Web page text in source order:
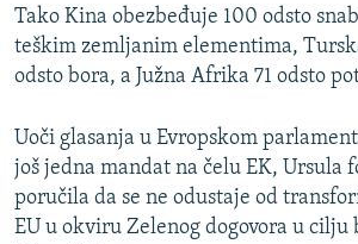
Tako Kina obezbeđuje 100 odsto
teškim zemljanim elementima,
odsto bora, a Južna Afrika 71 odsto
Uoči glasanja u Evropskom
još jedna mandat na čelu EK, Ursula
poručila da se ne odustaje od
EU u okviru Zelenog dogovora u